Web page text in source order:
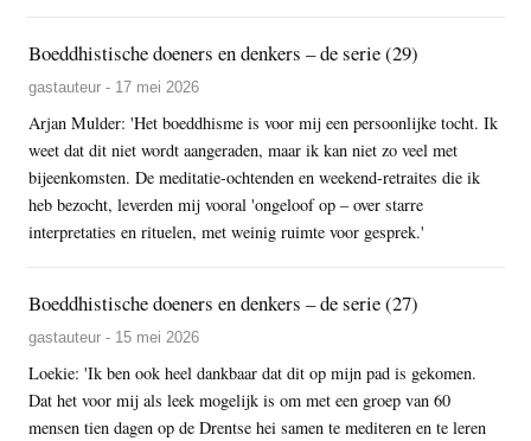
Boeddhistische doeners en denkers – de serie (29)
gastauteur - 17 mei 2026
Arjan Mulder: 'Het boeddhisme is voor mij een persoonlijke tocht. Ik
weet dat dit niet wordt aangeraden, maar ik kan niet zo veel met
bijeenkomsten. De meditatie-ochtenden en weekend-retraites die ik
heb bezocht, leverden mij vooral 'ongeloof op – over starre
interpretaties en rituelen, met weinig ruimte voor gesprek.'
Boeddhistische doeners en denkers – de serie (27)
gastauteur - 15 mei 2026
Loekie: 'Ik ben ook heel dankbaar dat dit op mijn pad is gekomen.
Dat het voor mij als leek mogelijk is om met een groep van 60
mensen tien dagen op de Drentse hei samen te mediteren en te leren